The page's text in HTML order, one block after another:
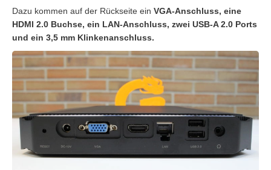
Dazu kommen auf der Rückseite ein VGA-Anschluss, eine
HDMI 2.0 Buchse, ein LAN-Anschluss, zwei USB-A 2.0 Ports
und ein 3,5 mm Klinkenanschluss.